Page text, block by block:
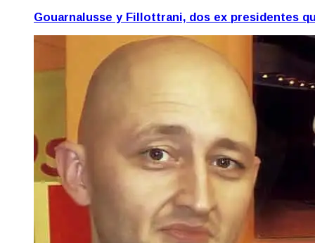
Gouarnalusse y Fillottrani, dos ex presidentes